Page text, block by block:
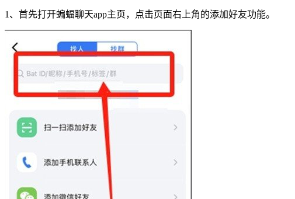
1、首先打开蝙蝠聊天app主页，点击页面右上角的添加好友功能。